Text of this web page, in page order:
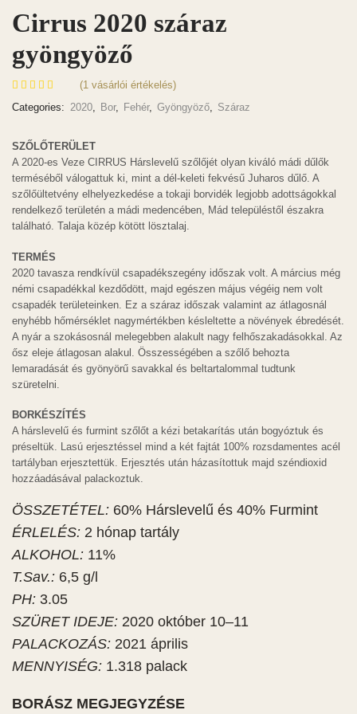
Cirrus 2020 száraz
gyöngyöző
(1 vásárlói értékelés)
Categories: 2020, Bor, Fehér, Gyöngyöző, Száraz
SZŐLŐTERÜLET
A 2020-es Veze CIRRUS Hárslevelű szőlőjét olyan kiváló mádi dűlők
terméséből válogattuk ki, mint a dél-keleti fekvésű Juharos dűlő. A
szőlőültetvény elhelyezkedése a tokaji borvidék legjobb adottságokkal
rendelkező területén a mádi medencében, Mád településtől északra
található. Talaja közép kötött lösztalaj.
TERMÉS
2020 tavasza rendkívül csapadékszegény időszak volt. A március még
némi csapadékkal kezdődött, majd egészen május végéig nem volt
csapadék területeinken. Ez a száraz időszak valamint az átlagosnál
enyhébb hőmérséklet nagymértékben késleltette a növények ébredését.
A nyár a szokásosnál melegebben alakult nagy felhőszakadásokkal. Az
ősz eleje átlagosan alakul. Összességében a szőlő behozta
lemaradását és gyönyörű savakkal és beltartalommal tudtunk
szüretelni.
BORKÉSZÍTÉS
A hárslevelű és furmint szőlőt a kézi betakarítás után bogyóztuk és
préseltük. Lasú erjesztéssel mind a két fajtát 100% rozsdamentes acél
tartályban erjesztettük. Erjesztés után házasítottuk majd széndioxid
hozzáadásával palackoztuk.
ÖSSZETÉTEL: 60% Hárslevelű és 40% Furmint
ÉRLELÉS: 2 hónap tartály
ALKOHOL: 11%
T.Sav.: 6,5 g/l
PH: 3.05
SZÜRET IDEJE: 2020 október 10–11
PALACKOZÁS: 2021 április
MENNYISÉG: 1.318 palack
BORÁSZ MEGJEGYZÉSE